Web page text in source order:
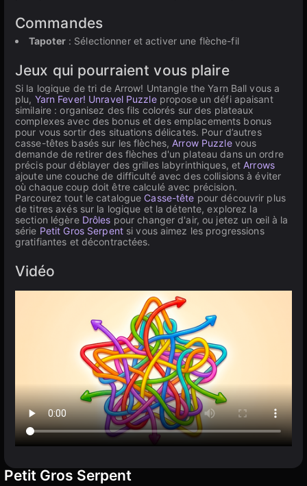
Commandes
Tapoter: Sélectionner et activer une flèche-fil
Jeux qui pourraient vous plaire
Si la logique de tri de Arrow! Untangle the Yarn Ball vous a
plu, Yarn Fever! Unravel Puzzlepropose un défi apaisant
similaire : organisez des fils colorés sur des plateaux
complexes avec des bonus et des emplacements bonus
pour vous sortir des situations délicates. Pour d’autres
casse-têtes basés sur les flèches,Arrow Puzzlevous
demande de retirer des flèches d'un plateau dans un ordre
précis pour déblayer des grilles labyrinthiques, etArrows
ajoute une couche de difficulté avec des collisions à éviter
où chaque coup doit être calculé avec précision.
Parcourez tout le catalogue Casse-tête pour découvrir plus
de titres axés sur la logique et la détente, explorez la
section légère Drôles pour changer d'air, ou jetez un œil à la
série Petit Gros Serpentsi vous aimez les progressions
gratifiantes et décontractées.
Vidéo
Petit Gros Serpent